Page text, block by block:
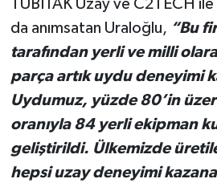
TÜBİTAK Uzay ve C2TECH ile
da anımsatan Uraloğlu, “Bu
tarafından yerli ve milli
parça artık uydu deneyimi
Uydumuz, yüzde 80’in
oranıyla 84 yerli ekipman
geliştirildi. Ülkemizde
hepsi uzay deneyimi